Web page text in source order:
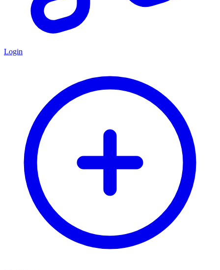
Login